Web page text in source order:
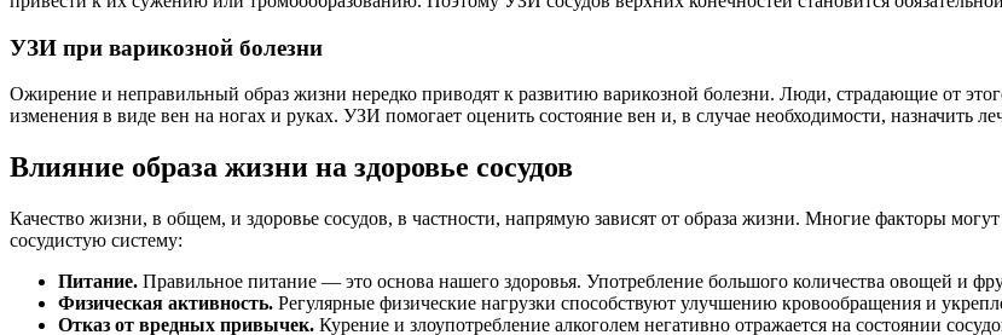
УЗИ при варикозной болезни
Ожирение и неправильный образ жизни нередко приводят к развитию варикозной болезни. Люди, страдающие от
изменения в виде вен на ногах и руках. УЗИ помогает оценить состояние вен и, в случае необходимости, назначить
Влияние образа жизни на здоровье сосудов
Качество жизни, в общем, и здоровье сосудов, в частности, напрямую зависят от образа жизни. Многие факторы
сосудистую систему:
Питание. Правильное питание — это основа нашего здоровья. Употребление большого количества овощей и
Физическая активность. Регулярные физические нагрузки способствуют улучшению кровообращения и
Отказ от вредных привычек. Курение и злоупотребление алкоголем негативно отражается на состоянии